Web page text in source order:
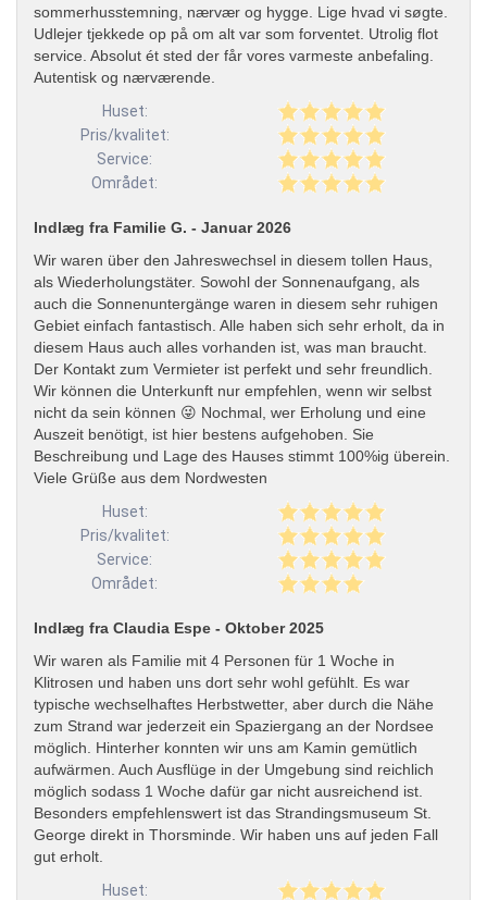
sommerhusstemning, nærvær og hygge. Lige hvad vi søgte.
Udlejer tjekkede op på om alt var som forventet. Utrolig flot
service. Absolut ét sted der får vores varmeste anbefaling.
Autentisk og nærværende.
Huset:
Pris/kvalitet:
Service:
Området:
Indlæg fra Familie G. - Januar 2026
Wir waren über den Jahreswechsel in diesem tollen Haus,
als Wiederholungstäter. Sowohl der Sonnenaufgang, als
auch die Sonnenuntergänge waren in diesem sehr ruhigen
Gebiet einfach fantastisch. Alle haben sich sehr erholt, da in
diesem Haus auch alles vorhanden ist, was man braucht.
Der Kontakt zum Vermieter ist perfekt und sehr freundlich.
Wir können die Unterkunft nur empfehlen, wenn wir selbst
nicht da sein können 😜 Nochmal, wer Erholung und eine
Auszeit benötigt, ist hier bestens aufgehoben. Sie
Beschreibung und Lage des Hauses stimmt 100%ig überein.
Viele Grüße aus dem Nordwesten
Huset:
Pris/kvalitet:
Service:
Området:
Indlæg fra Claudia Espe - Oktober 2025
Wir waren als Familie mit 4 Personen für 1 Woche in
Klitrosen und haben uns dort sehr wohl gefühlt. Es war
typische wechselhaftes Herbstwetter, aber durch die Nähe
zum Strand war jederzeit ein Spaziergang an der Nordsee
möglich. Hinterher konnten wir uns am Kamin gemütlich
aufwärmen. Auch Ausflüge in der Umgebung sind reichlich
möglich sodass 1 Woche dafür gar nicht ausreichend ist.
Besonders empfehlenswert ist das Strandingsmuseum St.
George direkt in Thorsminde. Wir haben uns auf jeden Fall
gut erholt.
Huset: